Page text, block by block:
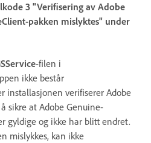
3 "Verifisering av Adobe
pakken mislyktes" under
-filen i
ikke består
installasjonen verifiserer Adobe
sikre at Adobe Genuine-
gyldige og ikke har blitt endret.
mislykkes, kan ikke